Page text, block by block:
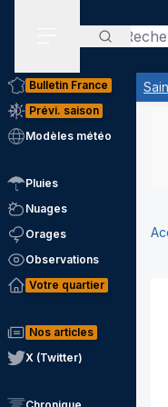
Bulletin France
Prévi. saison
Modèles météo
Pluies
Nuages
Orages
Observations
Votre quartier
Nos articles
X (Twitter)